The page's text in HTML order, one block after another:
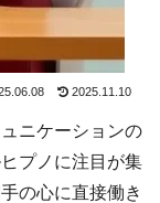
2025.11.10
ニケーションの
プノに注目が集
の心に直接働き